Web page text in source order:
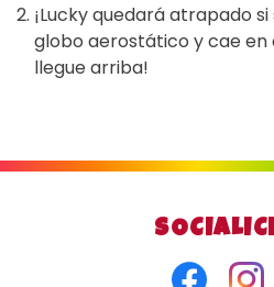
¡Lucky quedará atrapado
globo aerostático y cae en
llegue arriba!